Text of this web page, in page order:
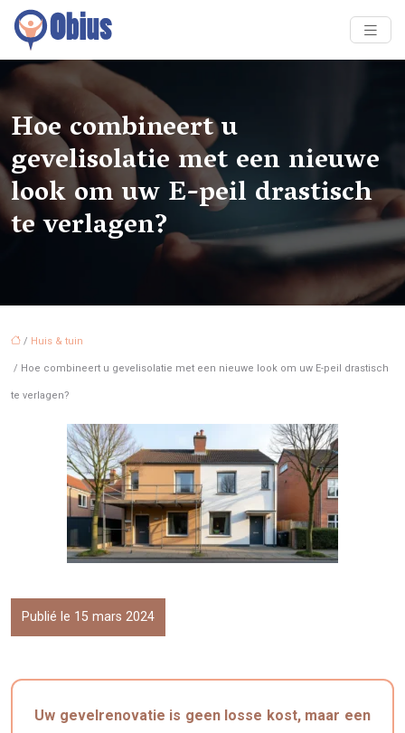
Hoe combineert u
gevelisolatie met een nieuwe
look om uw E-peil drastisch
te verlagen?
/ Huis & tuin
/ Hoe combineert u gevelisolatie met een nieuwe look om uw E-peil drastisch
te verlagen?
Publié le 15 mars 2024
Uw gevelrenovatie is geen losse kost, maar een